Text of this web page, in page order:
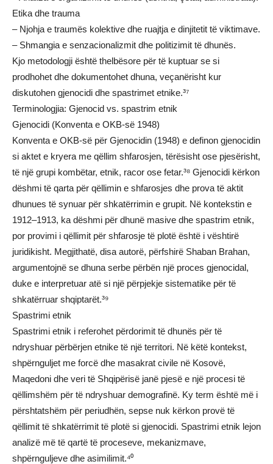
Etika dhe trauma
– Njohja e traumës kolektive dhe ruajtja e dinjitetit të viktimave.
– Shmangia e senzacionalizmit dhe politizimit të dhunës.
Kjo metodologji është thelbësore për të kuptuar se si
prodhohet dhe dokumentohet dhuna, veçanërisht kur
diskutohen gjenocidi dhe spastrimet etnike.³⁷
Terminologjia: Gjenocid vs. spastrim etnik
Gjenocidi (Konventa e OKB-së 1948)
Konventa e OKB-së për Gjenocidin (1948) e definon gjenocidin
si aktet e kryera me qëllim shfarosjen, tërësisht ose pjesërisht,
të një grupi kombëtar, etnik, racor ose fetar.³⁸ Gjenocidi kërkon
dëshmi të qarta për qëllimin e shfarosjes dhe prova të aktit
dhunues të synuar për shkatërrimin e grupit. Në kontekstin e
1912–1913, ka dëshmi për dhunë masive dhe spastrim etnik,
por provimi i qëllimit për shfarosje të plotë është i vështirë
juridikisht. Megjithatë, disa autorë, përfshirë Shaban Brahan,
argumentojnë se dhuna serbe përbën një proces gjenocidal,
duke e interpretuar atë si një përpjekje sistematike për të
shkatërruar shqiptarët.³⁹
Spastrimi etnik
Spastrimi etnik i referohet përdorimit të dhunës për të
ndryshuar përbërjen etnike të një territori. Në këtë kontekst,
shpërnguljet me forcë dhe masakrat civile në Kosovë,
Maqedoni dhe veri të Shqipërisë janë pjesë e një procesi të
qëllimshëm për të ndryshuar demografinë. Ky term është më i
përshtatshëm për periudhën, sepse nuk kërkon provë të
qëllimit të shkatërrimit të plotë si gjenocidi. Spastrimi etnik lejon
analizë më të qartë të proceseve, mekanizmave,
shpërnguljeve dhe asimilimit.⁴⁰